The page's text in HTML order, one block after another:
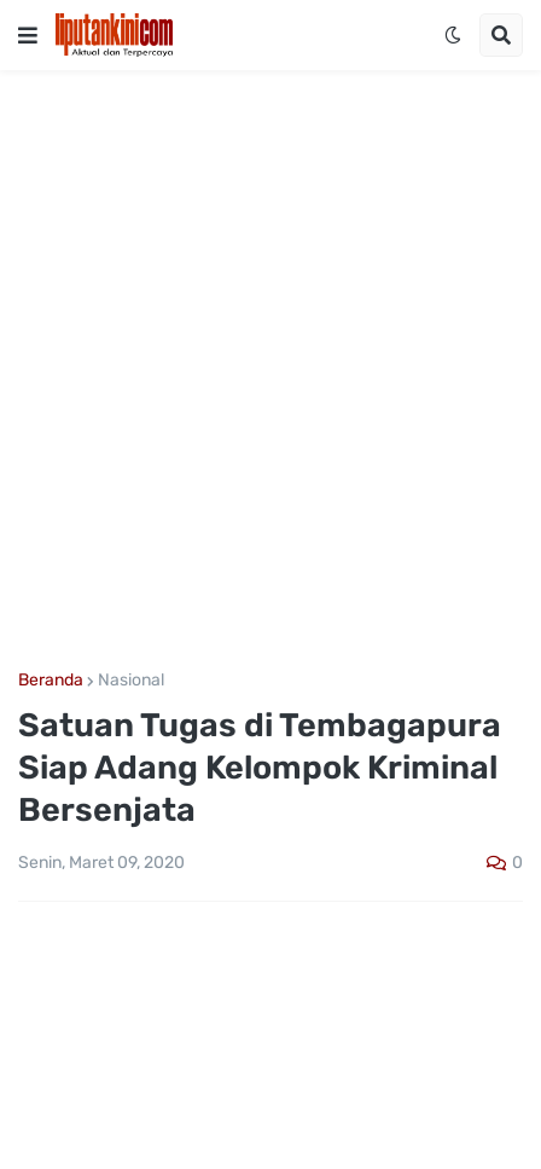
Beranda Nasional
Satuan Tugas di Tembagapura
Siap Adang Kelompok Kriminal
Bersenjata
Senin, Maret 09, 2020 0